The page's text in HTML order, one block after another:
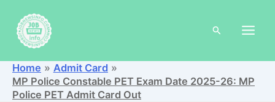
content
Search
Home
Admit Card
MP Police Constable PET Exam Date 2025-26: MP
Police PET Admit Card Out